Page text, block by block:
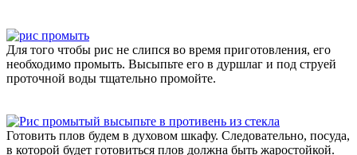
Для того чтобы рис не слипся во время приготовления, его
необходимо промыть. Высыпьте его в дуршлаг и под струей
проточной воды тщательно промойте.
Готовить плов будем в духовом шкафу. Следовательно, посуда,
в которой будет готовиться плов должна быть жаростойкой.